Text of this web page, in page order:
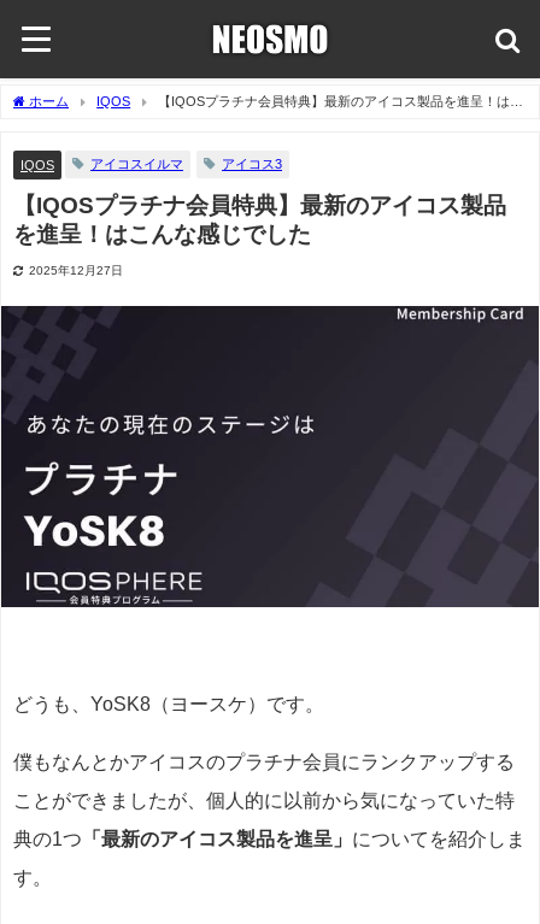
ホーム IQOS
【IQOSプラチナ会員特典】最新のアイコス製品を進呈！はこ
IQOS アイコスイルマ アイコス3
【IQOSプラチナ会員特典】最新のアイコス製品
を進呈！はこんな感じでした
2025年12月27日
どうも、YoSK8（ヨースケ）です。
僕もなんとかアイコスのプラチナ会員にランクアップする
ことができましたが、個人的に以前から気になっていた特
典の1つ 「最新のアイコス製品を進呈」 についてを紹介しま
す。